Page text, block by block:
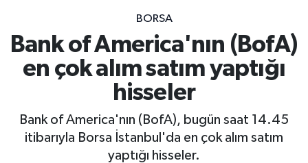
BORSA
Bank of America'nın (BofA)
en çok alım satım yaptığı
hisseler
Bank of America'nın (BofA), bugün saat 14.45
itibarıyla Borsa İstanbul'da en çok alım satım
yaptığı hisseler.
Bitcoin
Şirket Haberleri
BIST 100 Isı Haritası